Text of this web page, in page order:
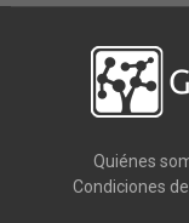
Quiénes
Condiciones